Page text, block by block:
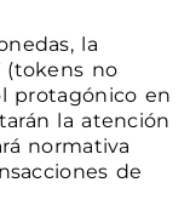
la
(tokens no
protagónico en
la atención
normativa
de